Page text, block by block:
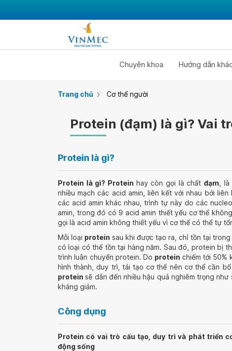
Chuyên khoa Hướng dẫn
Trang chủ Cơ thể người
Protein (đạm) là gì? Vai
Protein là gì?
Protein là gì? Protein hay còn gọi là chấtđạm ,
nhiều mạch các acid amin, liên kết với nhau bởi
các acid amin khác nhau, trình tự này do các
amin, trong đó có 9 acid amin thiết yếu cơ thể
gọi là acid amin không thiết yếu vì cơ thể có thể tự
Mỗi loại protein sau khi được tạo ra, chỉ tồn tại
có loại có thể tồn tại hàng năm. Sau đó, protein bị
trình luân chuyển protein. Do protein chiếm tới 50%
hình thành, duy trì, tái tạo cơ thể nên cơ thể cần
proteinsẽ dẫn đến nhiều hậu quả nghiêm trọng
kháng giảm.
Công dụng
Protein có vai trò cấu tạo, duy trì và phát triển
động sống